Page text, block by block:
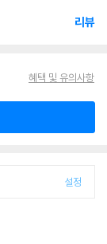
리뷰
혜택 및 유의사항
설정